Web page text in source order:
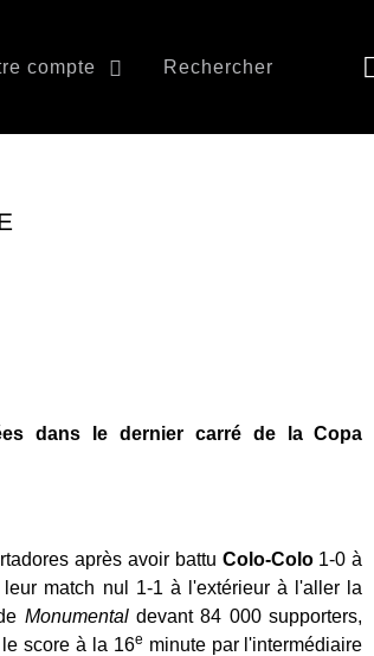
compte Rechercher
dans le dernier carré de la Copa
après avoir battu Colo-Colo 1-0 à
match nul 1-1 à l'extérieur à l'aller la
Monumentaldevant 84 000 supporters,
score à la 16e minute par l'intermédiaire